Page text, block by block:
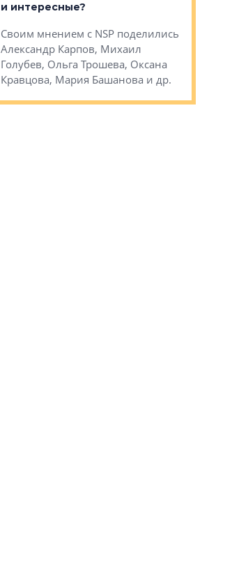
и интересные?
Своим мнением с NSP поделились
Александр Карпов, Михаил
Голубев, Ольга Трошева, Оксана
Кравцова, Мария Башанова и др.